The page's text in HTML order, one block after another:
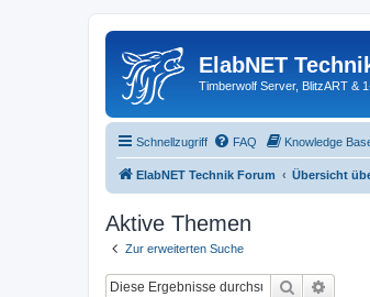
ElabNET
Timberwolf Server, BlitzART &
Schnellzugriff FAQ Knowledge
ElabNET Technik Forum Übersicht
Aktive Themen
Zur erweiterten Suche
Suche